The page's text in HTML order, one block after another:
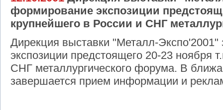
формирование экспозиции
крупнейшего в России и СНГ
Дирекция выставки "Металл-
экспозиции предстоящего 20-23 ноября
СНГ металлургического форума. В
завершается прием информации и